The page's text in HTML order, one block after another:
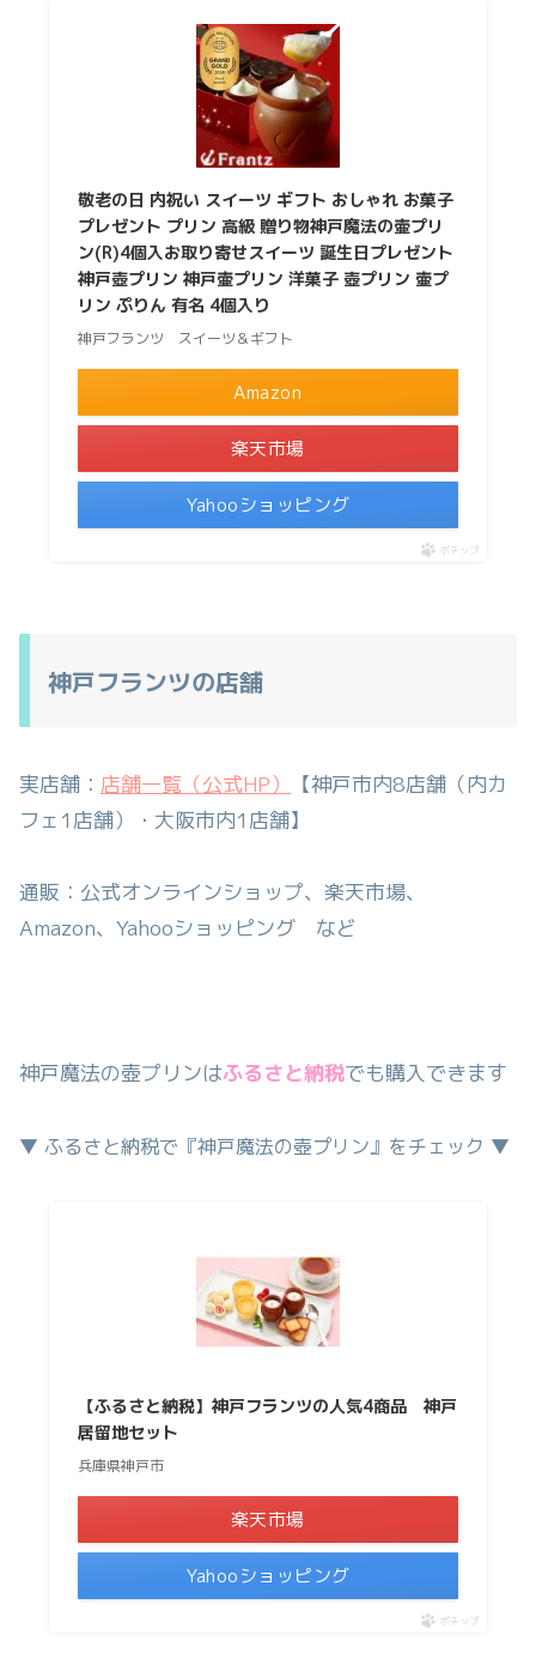
敬老の日 内祝い スイーツ ギフト おしゃれ お菓子
プレゼント プリン 高級 贈り物神戸魔法の壷プリ
ン(R)4個入お取り寄せスイーツ 誕生日プレゼント
神戸壺プリン 神戸壷プリン 洋菓子 壺プリン 壷プ
リン ぷりん 有名 4個入り
神戸フランツ スイーツ＆ギフト
Amazon
楽天市場
Yahooショッピング
ポチップ
神戸フランツの店舗
実店舗： 店舗一覧（公式HP）
【神戸市内8店舗（内カ
フェ1店舗）・大阪市内1店舗】
通販：公式オンラインショップ、楽天市場、
Amazon、Yahooショッピング など
神戸魔法の壺プリンはふるさと納税でも購入できます
▼ ふるさと納税で『神戸魔法の壺プリン』をチェック ▼
【ふるさと納税】神戸フランツの人気4商品 神戸
居留地セット
兵庫県神戸市
楽天市場
Yahooショッピング
ポチップ